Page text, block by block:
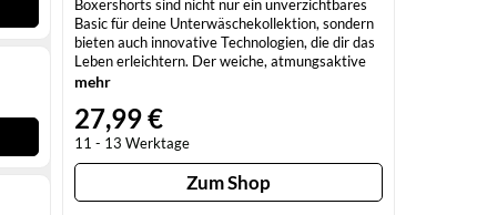
Boxershorts sind nicht nur ein unverzichtbares
Basic für deine Unterwäschekollektion, sondern
bieten auch innovative Technologien, die dir das
Leben erleichtern. Der weiche, atmungsaktive
Stoff und der durchdachte Schnitt sorgen dafür,
egal, ob beim Sport oder in der Freizeit.
Atmungsaktives Mesh-Material Die
Boxershorts bestehen aus einem unglaublich
weichen, atmungsaktiven Mesh-Material, das
für hervorragende Belüftung sorgt. So bleibst du
mehr
27,99 €
11 - 13 Werktage
Zum Shop